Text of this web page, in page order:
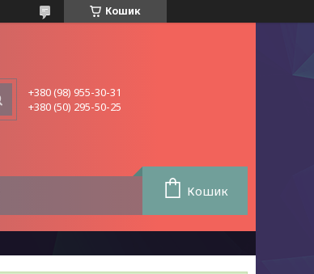
Кошик
+380 (98) 955-30-31
+380 (50) 295-50-25
Кошик